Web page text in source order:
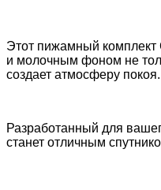
Этот пижамный комплект
и молочным фоном не
создает атмосферу покоя.
Разработанный для
станет отличным